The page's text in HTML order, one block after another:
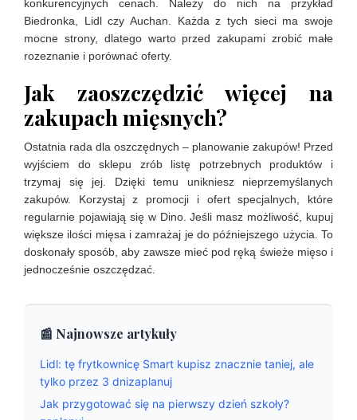
konkurencyjnych cenach. Należy do nich na przykład
Biedronka, Lidl czy Auchan. Każda z tych sieci ma swoje
mocne strony, dlatego warto przed zakupami zrobić małe
rozeznanie i porównać oferty.
Jak zaoszczędzić więcej na
zakupach mięsnych?
Ostatnia rada dla oszczędnych – planowanie zakupów! Przed
wyjściem do sklepu zrób listę potrzebnych produktów i
trzymaj się jej. Dzięki temu unikniesz nieprzemyślanych
zakupów. Korzystaj z promocji i ofert specjalnych, które
regularnie pojawiają się w Dino. Jeśli masz możliwość, kupuj
większe ilości mięsa i zamrażaj je do późniejszego użycia. To
doskonały sposób, aby zawsze mieć pod ręką świeże mięso i
jednocześnie oszczędzać.
📰 Najnowsze artykuły
Lidl: tę frytkownicę Smart kupisz znacznie taniej, ale
tylko przez 3 dnizaplanuj
Jak przygotować się na pierwszy dzień szkoły?